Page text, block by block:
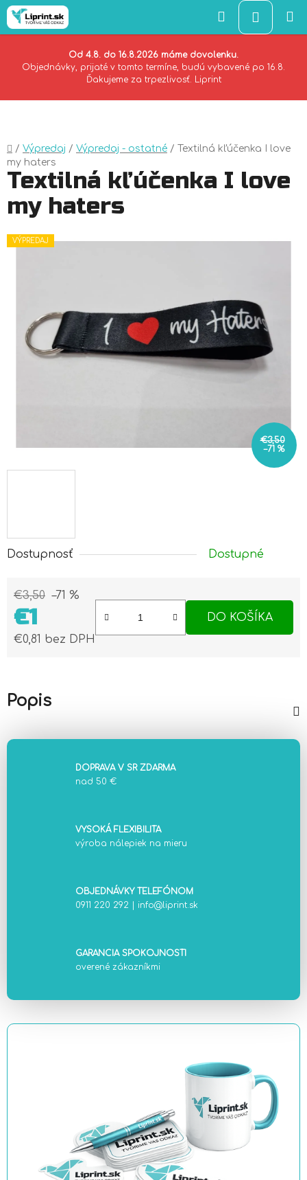
Od 4.8. do 16.8.2026 máme dovolenku.
Objednávky, prijaté v tomto termíne, budú vybavené po 16.8.
Ďakujeme za trpezlivosť. Liprint
Hľadať
KOŠÍK
Domov
/ Výpredaj / Výpredaj - ostatné / Textilná kľúčenka I love
my haters
Dostupnosť Dostupné
€3,50 –71 %
€1
€0,81 bez DPH
DO KOŠÍKA
Textilná kľúčenka I love
my haters
VÝPREDAJ
€3,50
–71 %
Popis
DOPRAVA V SR ZDARMA
nad 50 €
VYSOKÁ FLEXIBILITA
výroba nálepiek na mieru
OBJEDNÁVKY TELEFÓNOM
0911 220 292
info@liprint.sk
GARANCIA SPOKOJNOSTI
overené zákazníkmi